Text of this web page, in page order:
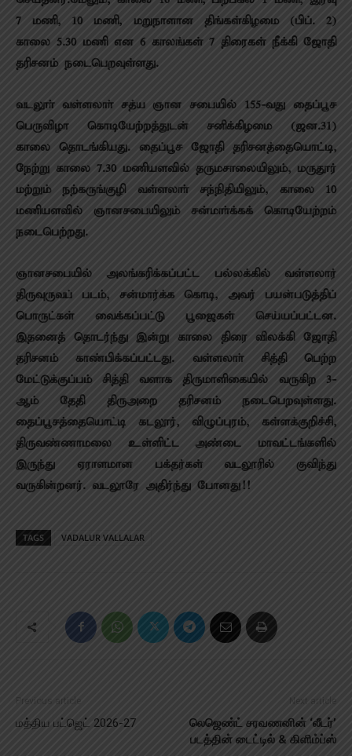
7 மணி, 10 மணி, மறுநாளான திங்கள்கிழமை (பிப். 2)
காலை 5.30 மணி என 6 காலங்கள் 7 திரைகள் நீக்கி ஜோதி
தரிசனம் நடைபெறவுள்ளது.
வடலூா் வள்ளலாா் சத்ய ஞான சபையில் 155-வது தைப்பூச
பெருவிழா கொடியேற்றத்துடன் சனிக்கிழமை (ஜன.31)
காலை தொடங்கியது. தைப்பூச ஜோதி தரிசனத்தையொட்டி,
நேற்று காலை 7.30 மணியளவில் தருமசாலையிலும், மருதூர்
மற்றும் நற்கருங்குழி வள்ளலாா் சந்நிதியிலும், காலை 10
மணியளவில் ஞானசபையிலும் சன்மாா்க்கக் கொடியேற்றம்
நடைபெற்றது.
ஞானசபையில் அலங்கரிக்கப்பட்ட பல்லக்கில் வள்ளலார்
திருவுருவப் படம், சன்மார்க்க கொடி, அவர் பயன்படுத்திப்
பொருட்கள் வைக்கப்பட்டு பூஜைகள் செய்யப்பட்டன.
இதனைத் தொடர்ந்து இன்று காலை திரை விலக்கி ஜோதி
தரிசனம் காண்பிக்கப்பட்டது. வள்ளலாா் சித்தி பெற்ற
மேட்டுக்குப்பம் சித்தி வளாக திருமாளிகையில் வருகிற 3-
ஆம் தேதி திருஅறை தரிசனம் நடைபெறவுள்ளது.
தைப்பூசத்தையொட்டி கடலூர், விழுப்புரம், கள்ளக்குறிச்சி,
திருவண்ணாமலை உள்ளிட்ட அண்டை மாவட்டங்களில்
இருந்து ஏராளமான பக்தர்கள் வடலூரில் குவிந்து
வருகின்றனர். வடலூரே அதிர்ந்து போனது!!
TAGS VADALUR VALLALAR
Previous article
மத்திய பட்ஜெட் 2026-27
Next article
லெஜெண்ட் சரவணனின் ‘லீடர்’
படத்தின் டைட்டில் & கிளிம்ப்ஸ்